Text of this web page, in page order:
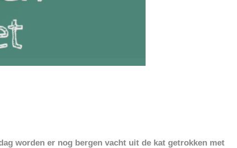
worden er nog bergen vacht uit de kat getrokken met